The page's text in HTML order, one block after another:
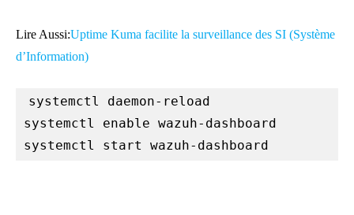
Lire Aussi:Uptime Kuma facilite la surveillance des SI (Système
d’Information)
systemctl daemon-reload
systemctl enable wazuh-dashboard
systemctl start wazuh-dashboard